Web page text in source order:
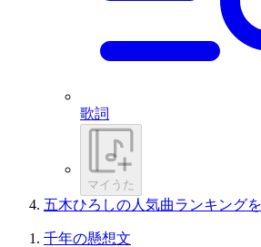
歌詞
マイうた
五木ひろしの人気曲ランキング
千年の懸想文